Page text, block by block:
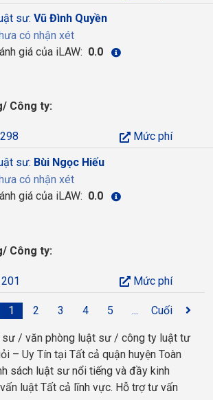
sư: Vũ Đình Quyền
có nhận xét
giá của iLAW: 0.0
Công ty:
Mức phí
sư: Bùi Ngọc Hiếu
có nhận xét
giá của iLAW: 0.0
Công ty:
Mức phí
1 2 3 4 5 ... Cuối
sư / văn phòng luật sư / công ty luật tư
– Uy Tín tại Tất cả quận huyện Toàn
sách luật sư nổi tiếng và đầy kinh
luật Tất cả lĩnh vực. Hỗ trợ tư vấn